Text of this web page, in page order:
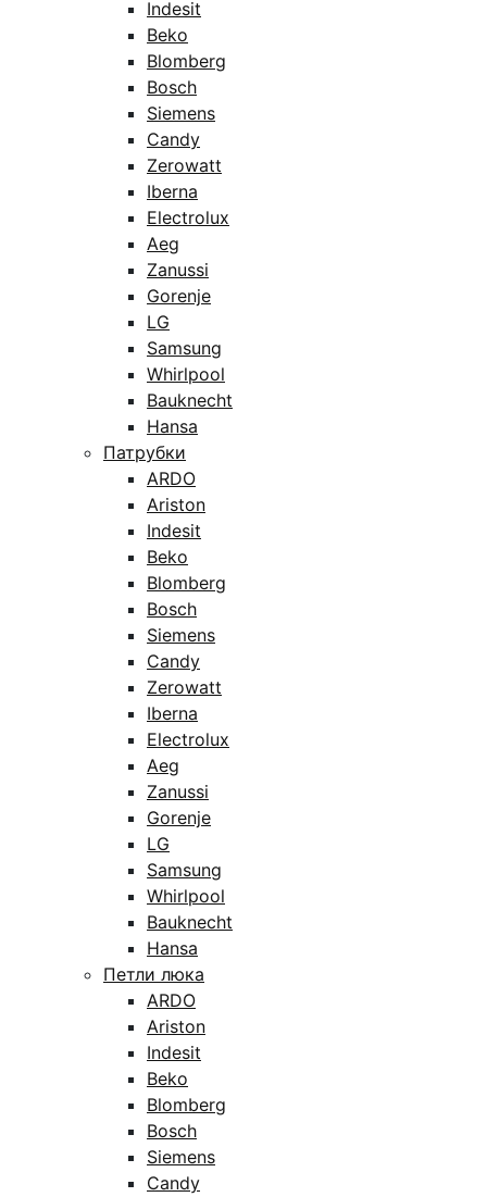
Indesit
Beko
Blomberg
Bosch
Siemens
Candy
Zerowatt
Iberna
Electrolux
Aeg
Zanussi
Gorenje
LG
Samsung
Whirlpool
Bauknecht
Hansa
Патрубки
ARDO
Ariston
Indesit
Beko
Blomberg
Bosch
Siemens
Candy
Zerowatt
Iberna
Electrolux
Aeg
Zanussi
Gorenje
LG
Samsung
Whirlpool
Bauknecht
Hansa
Петли люка
ARDO
Ariston
Indesit
Beko
Blomberg
Bosch
Siemens
Candy